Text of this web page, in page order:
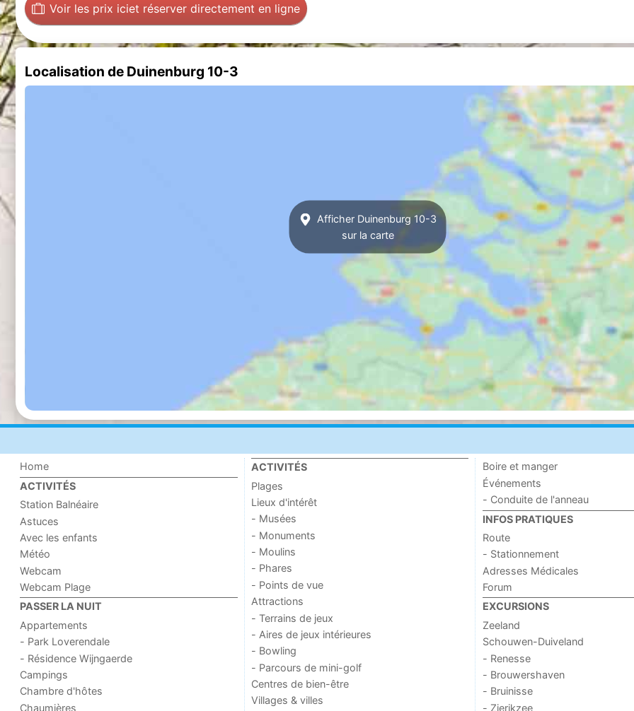
Voir les prix iciet réserver directement en ligne
Localisation de Duinenburg 10-3
Afficher Duinenburg 10-3
sur la carte
Home
ACTIVITÉS
Station Balnéaire
Astuces
Avec les enfants
Météo
Webcam
Webcam Plage
PASSER LA NUIT
Appartements
- Park Loverendale
- Résidence Wijngaerde
Campings
Chambre d'hôtes
Chaumières
ACTIVITÉS
Plages
Lieux d'intérêt
- Musées
- Monuments
- Moulins
- Phares
- Points de vue
Attractions
- Terrains de jeux
- Aires de jeux intérieures
- Bowling
- Parcours de mini-golf
Centres de bien-être
Villages & villes
Boire et manger
Événements
- Conduite de l'anneau
INFOS PRATIQUES
Route
- Stationnement
Adresses Médicales
Forum
EXCURSIONS
Zeeland
Schouwen-Duiveland
- Renesse
- Brouwershaven
- Bruinisse
- Zierikzee